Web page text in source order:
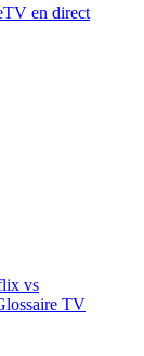
TV en direct
vs
TV